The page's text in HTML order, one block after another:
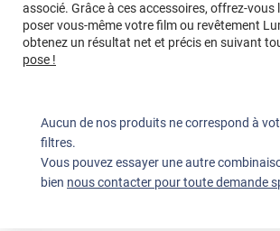
associé. Grâce à ces accessoires, offrez-vous
poser vous-même votre film ou revêtement
obtenez un résultat net et précis en suivant
pose !
Aucun de nos produits ne correspond à
filtres.
Vous pouvez essayer une autre
bien nous contacter pour toute demande